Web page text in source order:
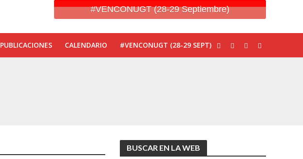
#VENCONUGT (28-29 Septiembre)
PUBLICACIONES CALENDARIO #VENCONUGT (28-29 SEPT)
BUSCAR EN LA WEB